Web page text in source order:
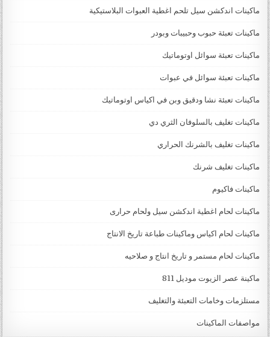
ماكينات اندكشن سيل تلحم اغطية العبوات البلاستيكية
ماكينات تعبئة حبوب وحبيبات وبودر
ماكينات تعبئة سوائل اوتوماتيك
ماكينات تعبئة سوائل في عبوات
ماكينات تعبئة نشا ودقيق وبن في اكياس اوتوماتيك
ماكينات تغليف بالسلوفان الثري دي
ماكينات تغليف بالشرنك الحراري
ماكينات تغليف شرنك
ماكينات فاكيوم
ماكينات لحام اغطية اندكشن سيل ولحام حرارى
ماكينات لحام اكياس وماكينات طباعة تاريخ الانتاج
ماكينات لحام مستمر و تاريخ انتاج و صلاحيه
ماكينة عصر الزيوت موديل 811
مستلزمات وخامات التعبئة والتغليف
مواصفات الماكينات